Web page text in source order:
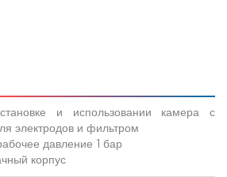
и использовании камера с
электродов и фильтром
давление 1 бар
корпус